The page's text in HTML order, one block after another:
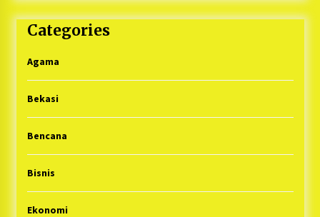
Categories
Agama
Bekasi
Bencana
Bisnis
Ekonomi